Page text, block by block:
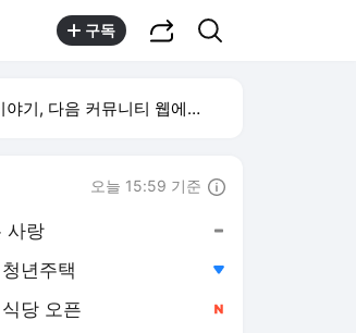
구독
기, 다음 커뮤니티 웹에서 보기
오늘 15:59 기준
사랑
년주택